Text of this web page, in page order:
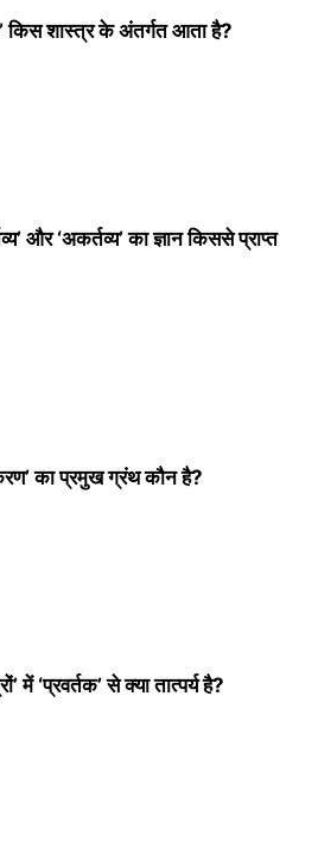
किस शास्त्र के अंतर्गत आता है?
और ‘अकर्तव्य’ का ज्ञान किससे प्राप्त
का प्रमुख ग्रंथ कौन है?
में ‘प्रवर्तक’ से क्या तात्पर्य है?